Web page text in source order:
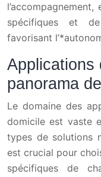
spécifiques et
favorisant
Applications
panorama
Le domaine des
domicile est vaste
types de solutions
est crucial pour
spécifiques de